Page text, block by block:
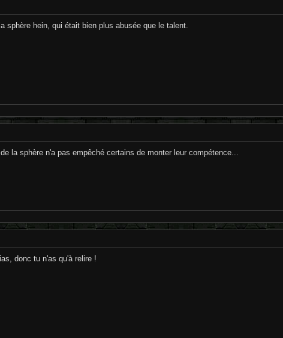
sphère hein, qui était bien plus abusée que le talent.
la sphère n'a pas empêché certains de monter leur compétence...
donc tu n'as qu'à relire !